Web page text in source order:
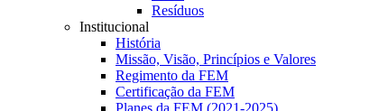
Resíduos
Institucional
História
Missão, Visão, Princípios e Valores
Regimento da FEM
Certificação da FEM
Planes da FEM (2021-2025)